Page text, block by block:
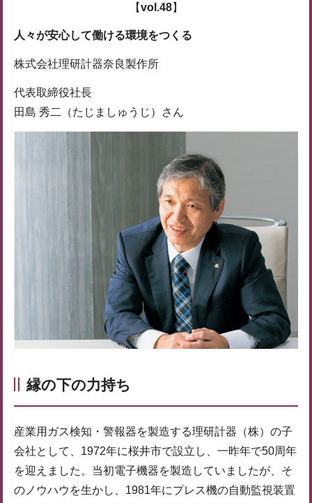
【vol.48】
人々が安心して働ける環境をつくる
株式会社理研計器奈良製作所
代表取締役社長
田島 秀二（たじましゅうじ）さん
縁の下の力持ち
産業用ガス検知・警報器を製造する理研計器（株）の子
会社として、1972年に桜井市で設立し、一昨年で50周年
を迎えました。当初電子機器を製造していましたが、そ
のノウハウを生かし、1981年にプレス機の自動監視装置